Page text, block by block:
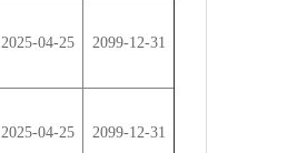
2025-04-25 2099-12-31
2025-04-25 2099-12-31